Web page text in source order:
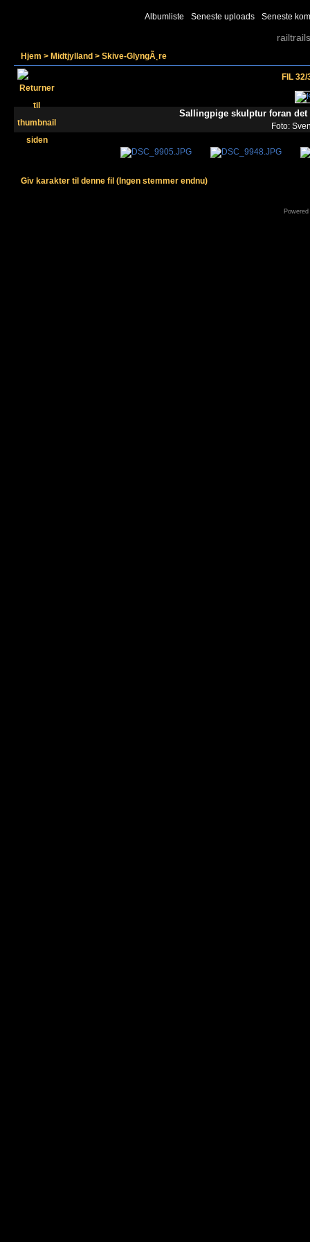
Albumliste Seneste uploads Seneste
Hjem > Midtjylland > Skive-GlyngÃ¸re
FIL 32/
Sallingpige skulptur foran det
Foto:
Giv karakter til denne fil (Ingen stemmer endnu)